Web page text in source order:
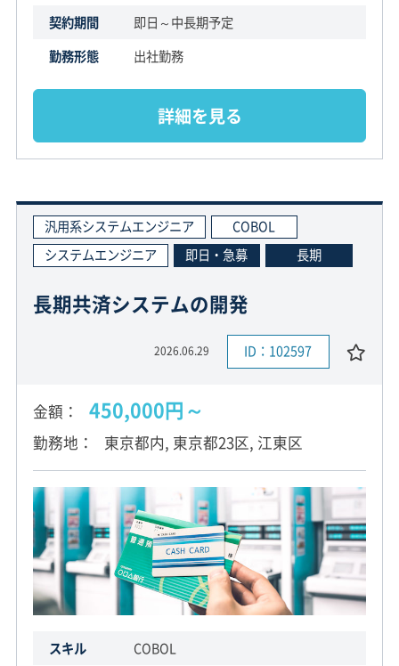
契約期間
即日～中長期予定
勤務形態
出社勤務
詳細を見る
汎用系システムエンジニア
COBOL
システムエンジニア
即日・急募 長期
長期共済システムの開発
2026.06.29 ID：102597
金額 450,000円～
勤務地 東京都内, 東京都23区, 江東区
スキル COBOL